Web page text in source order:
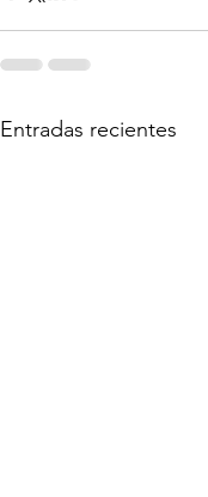
Entradas recientes